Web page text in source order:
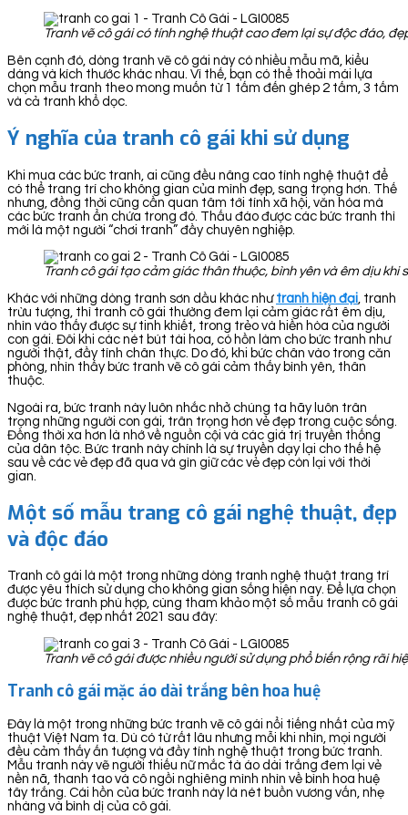
Tranh vẽ cô gái có tính nghệ thuật cao đem lại sự độc đáo,
Bên cạnh đó, dòng tranh vẽ cô gái này có nhiều mẫu mã, kiểu
dáng và kích thước khác nhau. Vì thế, bạn có thể thoải mái lựa
chọn mẫu tranh theo mong muốn từ 1 tấm đến ghép 2 tấm, 3 tấm
và cả tranh khổ dọc.
Ý nghĩa của tranh cô gái khi sử dụng
Khi mua các bức tranh, ai cũng đều nâng cao tính nghệ thuật để
có thể trang trí cho không gian của mình đẹp, sang trọng hơn. Thế
nhưng, đồng thời cũng cần quan tâm tới tính xã hội, văn hóa mà
các bức tranh ẩn chứa trong đó. Thấu đáo được các bức tranh thì
mới là một người “chơi tranh” đầy chuyên nghiệp.
Tranh cô gái tạo cảm giác thân thuộc, bình yên và êm dịu khi
Khác với những dòng tranh sơn dầu khác như tranh hiện đại , tranh
trừu tượng, thì tranh cô gái thường đem lại cảm giác rất êm dịu,
nhìn vào thấy được sự tinh khiết, trong trẻo và hiền hòa của người
con gái. Đôi khi các nét bút tài hoa, có hồn làm cho bức tranh như
người thật, đầy tính chân thực. Do đó, khi bức chân vào trong căn
phòng, nhìn thấy bức tranh vẽ cô gái cảm thấy bình yên, thân
thuộc.
Ngoài ra, bức tranh này luôn nhắc nhở chúng ta hãy luôn trân
trọng những người con gái, trân trọng hơn vẻ đẹp trong cuộc sống.
Đồng thời xa hơn là nhớ về nguồn cội và các giá trị truyền thống
của dân tộc. Bức tranh này chính là sự truyền dạy lại cho thế hệ
sau về các vẻ đẹp đã qua và gìn giữ các vẻ đẹp còn lại với thời
gian.
Một số mẫu trang cô gái nghệ thuật, đẹp
và độc đáo
Tranh cô gái là một trong những dòng tranh nghệ thuật trang trí
được yêu thích sử dụng cho không gian sống hiện nay. Để lựa chọn
được bức tranh phù hợp, cùng tham khảo một số mẫu tranh cô gái
nghệ thuật, đẹp nhất 2021 sau đây:
Tranh vẽ cô gái được nhiều người sử dụng phổ biến rộng rãi
Tranh cô gái mặc áo dài trắng bên hoa huệ
Đây là một trong những bức tranh vẽ cô gái nổi tiếng nhất của mỹ
thuật Việt Nam ta. Dù có từ rất lâu nhưng mỗi khi nhìn, mọi người
đều cảm thấy ấn tượng và đầy tính nghệ thuật trong bức tranh.
Mẫu tranh này vẽ người thiếu nữ mắc tà áo dài trắng đem lại vẻ
nền nã, thanh tao và cô ngồi nghiêng mình nhìn về bình hoa huệ
tây trắng. Cái hồn của bức tranh này là nét buồn vương vấn, nhẹ
nhàng và bình dị của cô gái.